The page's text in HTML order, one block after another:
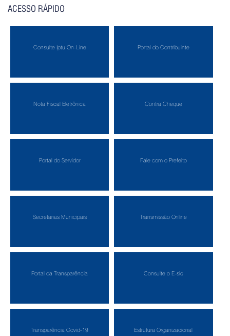
ACESSO RÁPIDO
Consulte Iptu On-Line Portal do Contribuinte
Nota Fiscal Eletrônica Contra Cheque
Portal do Servidor Fale com o Prefeito
Secretarias Municipais Transmissão Online
Portal da Transparência Consulte o E-sic
Transparência Covid-19 Estrutura Organizacional